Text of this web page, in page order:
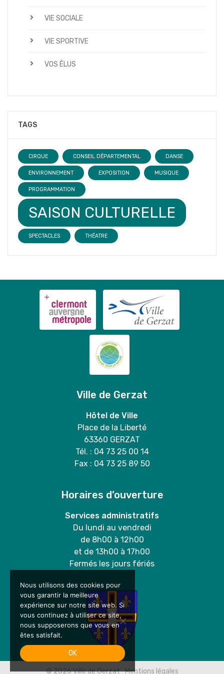
VIE SOCIALE
VIE SPORTIVE
VOS ÉLUS
TAGS
CIRQUE CONSEIL DÉPARTEMENTAL DANSE
ENVIRONNEMENT EXPOSITION MUSIQUE
PROGRAMMATION
SAISON CULTURELLE
SPECTACLES THÉATRE
Ville de Gerzat
Hôtel de Ville
Place de la Liberté
63360 GERZAT
Tél. : 04 73 25 00 14
Fax : 04 73 25 89 50
Horaires d’ouverture
Services administratifs
Du lundi au vendredi
de 8h00 à 12h00
et de 13h00 à 17h00
Fermés les jours fériés
© 2026Ville de Gerzat Mentions légales
Nous utilisons des cookies pour
vous garantir la meilleure
expérience sur notre site web. Si
vous continuez à utiliser ce site,
nous supposerons que vous en
êtes satisfait.
OK